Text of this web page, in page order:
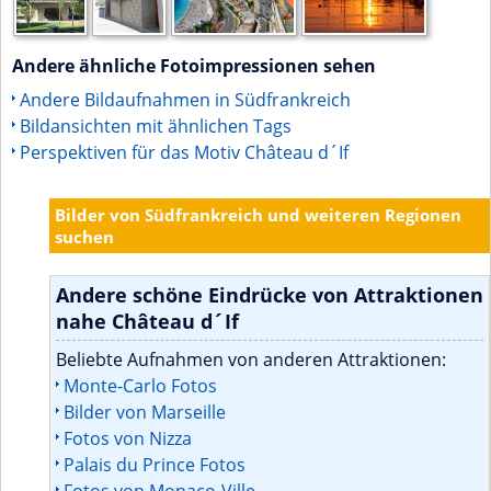
Andere ähnliche Fotoimpressionen sehen
Andere Bildaufnahmen in Südfrankreich
Bildansichten mit ähnlichen Tags
Perspektiven für das Motiv Château d´If
Bilder von Südfrankreich und weiteren Regionen
suchen
Andere schöne Eindrücke von Attraktionen
nahe Château d´If
Beliebte Aufnahmen von anderen Attraktionen:
Monte-Carlo Fotos
Bilder von Marseille
Fotos von Nizza
Palais du Prince Fotos